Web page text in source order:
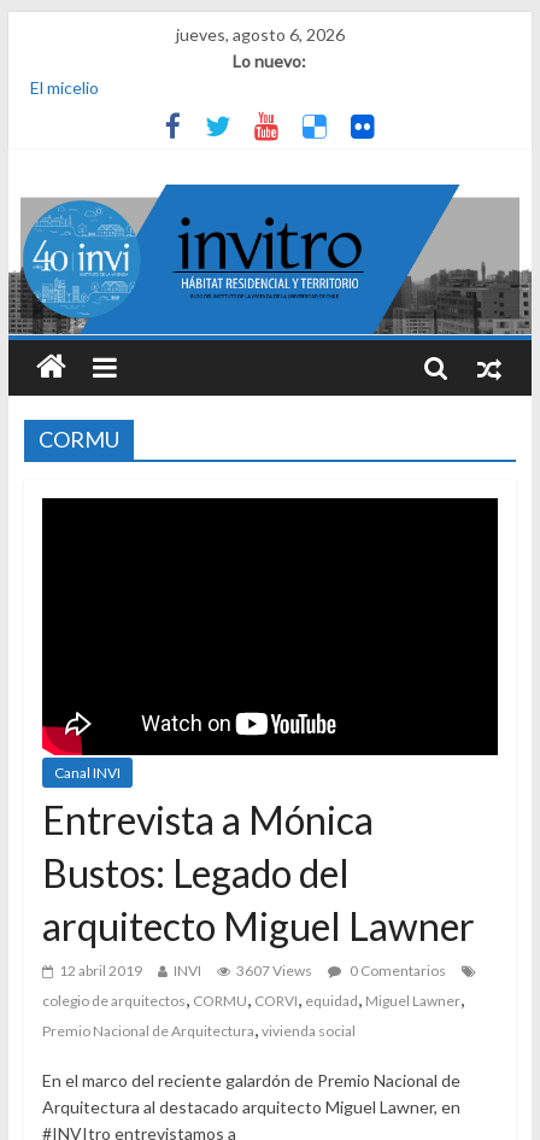
jueves, agosto 6, 2026
Lo nuevo:
El micelio
Receta para viajar al pasado
Una noche y el amanecer en Dignidad
INVI
El derecho a habitar
CORMU
Canal INVI
Entrevista a Mónica
Bustos: Legado del
arquitecto Miguel Lawner
12 abril 2019 INVI 3607 Views
0 Comentarios
colegio de arquitectos, CORMU, CORVI, equidad, Miguel Lawner,
Premio Nacional de Arquitectura, vivienda social
En el marco del reciente galardón de Premio Nacional de
Arquitectura al destacado arquitecto Miguel Lawner, en
#INVItro entrevistamos a